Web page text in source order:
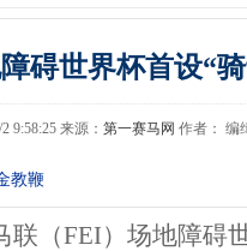
碍世界杯首设“
9:58:25 来源： 第一赛马网 作者： 编
教鞭
联（FEI）场地障碍